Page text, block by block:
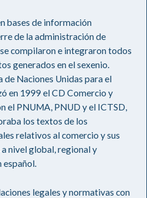
bases de información
de la administración de
compilaron e integraron todos
generados en el sexenio.
Naciones Unidas para el
en 1999 el CD Comercio y
el PNUMA, PNUD y el ICTSD,
los textos de los
relativos al comercio y sus
nivel global, regional y
español.
legales y normativas con